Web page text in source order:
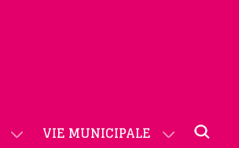
VIE MUNICIPALE